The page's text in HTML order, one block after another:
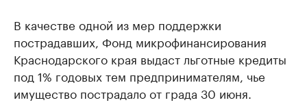
В качестве одной из мер поддержки
пострадавших, Фонд микрофинансирования
Краснодарского края выдаст льготные кредиты
под 1% годовых тем предпринимателям, чье
имущество пострадало от града 30 июня.